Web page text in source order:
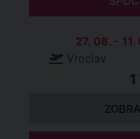
27. 08. -
Vroclav